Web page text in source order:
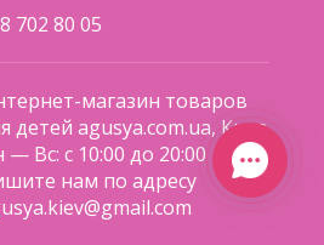
702 80 05
магазин товаров
детей agusya.com.ua, Киев
— Вс: с 10:00 до 20:00
нам по адресу